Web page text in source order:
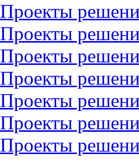
Проекты
Проекты
Проекты
Проекты
Проекты
Проекты
Проекты